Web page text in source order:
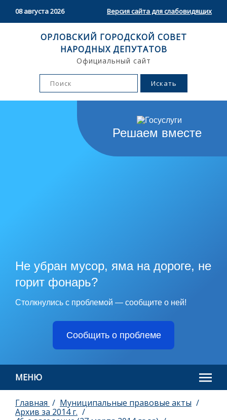
08 августа 2026 Версия сайта для слабовидящих
ОРЛОВСКИЙ ГОРОДСКОЙ СОВЕТ
НАРОДНЫХ ДЕПУТАТОВ
Официальный сайт
Решаем вместе
Не убран мусор, яма на дороге, не
горит фонарь?
Столкнулись с проблемой — сообщите о ней!
Сообщить о проблеме
МЕНЮ
Главная
Муниципальные правовые акты
Архив за 2014 г.